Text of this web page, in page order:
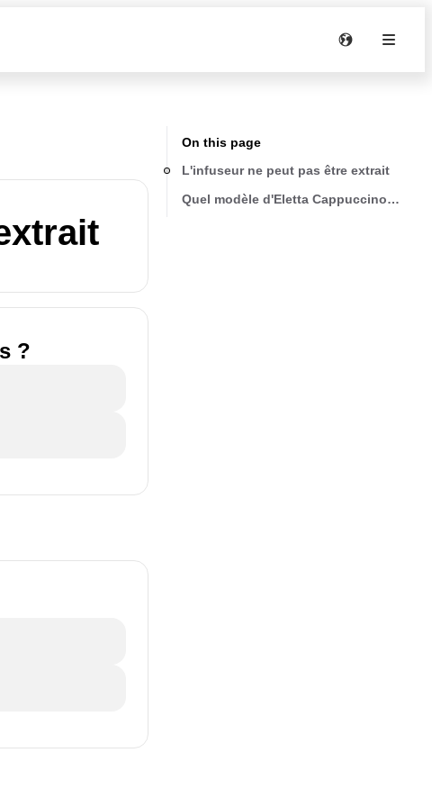
?
On this page
L'infuseur ne peut pas être extrait
Quel modèle d'Eletta Cappuccino